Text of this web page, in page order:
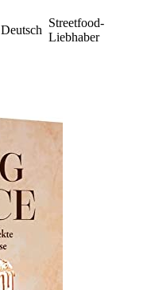
Deutsch
Streetfood-
Liebhaber